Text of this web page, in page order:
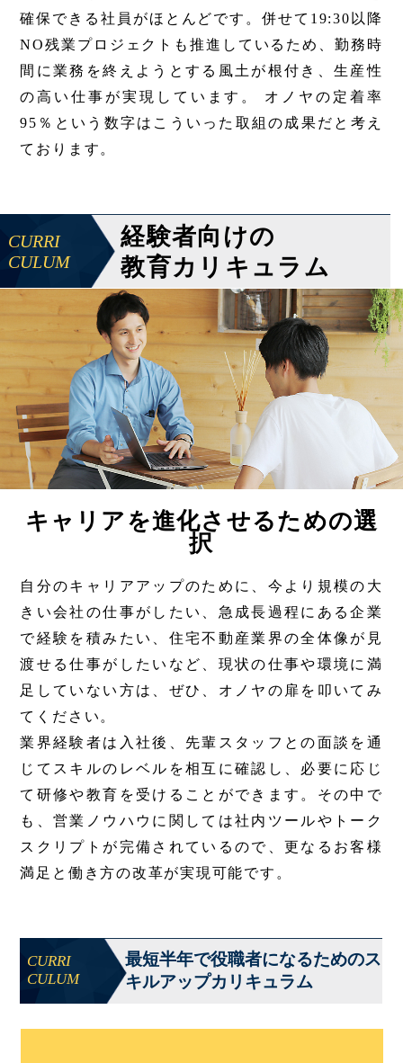
確保できる社員がほとんどです。併せて19:30以降
NO残業プロジェクトも推進しているため、勤務時
間に業務を終えようとする風土が根付き、生産性
の高い仕事が実現しています。 オノヤの定着率
95％という数字はこういった取組の成果だと考え
ております。
CURRI
CULUM
経験者向けの
教育カリキュラム
キャリアを進化させるための選
択
自分のキャリアアップのために、今より規模の大
きい会社の仕事がしたい、急成長過程にある企業
で経験を積みたい、住宅不動産業界の全体像が見
渡せる仕事がしたいなど、現状の仕事や環境に満
足していない方は、ぜひ、オノヤの扉を叩いてみ
てください。
業界経験者は入社後、先輩スタッフとの面談を通
じてスキルのレベルを相互に確認し、必要に応じ
て研修や教育を受けることができます。その中で
も、営業ノウハウに関しては社内ツールやトーク
スクリプトが完備されているので、更なるお客様
満足と働き方の改革が実現可能です。
CURRI
CULUM
最短半年で役職者になるためのス
キルアップカリキュラム